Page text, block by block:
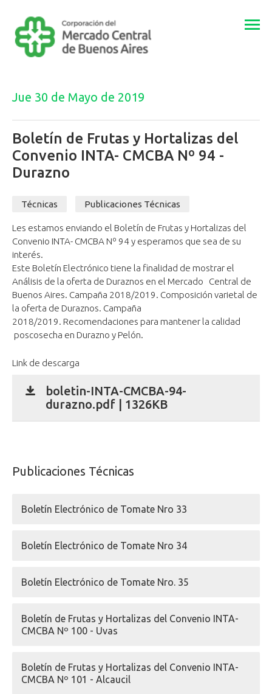
Jue 30 de Mayo de 2019
Boletín de Frutas y Hortalizas del
Convenio INTA- CMCBA Nº 94 -
Durazno
Técnicas Publicaciones Técnicas
Les estamos enviando el Boletín de Frutas y Hortalizas del
Convenio INTA- CMCBA Nº 94 y esperamos que sea de su
interés.
Este Boletín Electrónico tiene la finalidad de mostrar el ​
Análisis de la oferta de Duraznos en el Mercado Central de
Buenos Aires. Campaña 2018/2019. Composición varietal de
la oferta de Duraznos. Campaña
2018/2019. Recomendaciones para mantener la calidad
poscosecha en Durazno y Pelón.
Link de descarga
boletin-INTA-CMCBA-94-
durazno.pdf | 1326KB
Publicaciones Técnicas
Boletín Electrónico de Tomate Nro 33
Boletín Electrónico de Tomate Nro 34
Boletín Electrónico de Tomate Nro. 35
Boletín de Frutas y Hortalizas del Convenio INTA-
CMCBA Nº 100 - Uvas
Boletín de Frutas y Hortalizas del Convenio INTA-
CMCBA Nº 101 - Alcaucil